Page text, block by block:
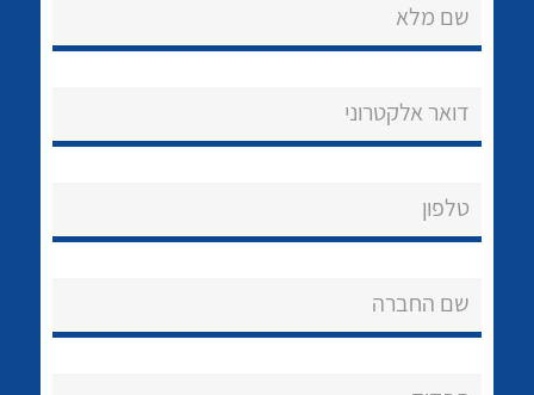
הצוות שלנו
שם מלא
דואר אלקטרוני
טלפון
שם החברה